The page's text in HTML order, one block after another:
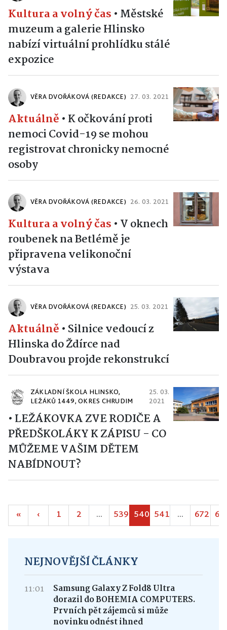
Kultura a volný čas • Městské
muzeum a galerie Hlinsko
nabízí virtuální prohlídku stálé
expozice
VĚRA DVOŘÁKOVÁ (REDAKCE) 27. 03. 2021
Aktuálně • K očkování proti
nemoci Covid-19 se mohou
registrovat chronicky nemocné
osoby
VĚRA DVOŘÁKOVÁ (REDAKCE) 26. 03. 2021
Kultura a volný čas • V oknech
roubenek na Betlémě je
připravena velikonoční
výstava
VĚRA DVOŘÁKOVÁ (REDAKCE) 25. 03. 2021
Aktuálně • Silnice vedoucí z
Hlinska do Ždírce nad
Doubravou projde rekonstrukcí
ZÁKLADNÍ ŠKOLA HLINSKO,
LEŽÁKŮ 1449, OKRES CHRUDIM
25. 03.
2021
• LEŽÁKOVKA ZVE RODIČE A
PŘEDŠKOLÁKY K ZÁPISU - CO
MŮŽEME VAŠIM DĚTEM
NABÍDNOUT?
« ‹ 1 2 ... 539 540 541 ... 672
NEJNOVĚJŠÍ ČLÁNKY
11:01
Samsung Galaxy Z Fold8 Ultra
dorazil do BOHEMIA COMPUTERS.
Prvních pět zájemců si může
novinku odnést ihned